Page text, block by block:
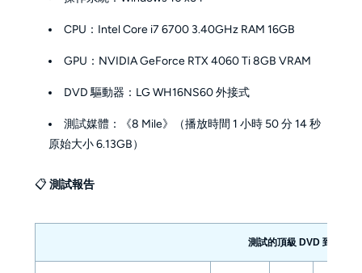
CPU：Intel Core i7 6700 3.40GHz RAM 16GB
GPU：NVIDIA GeForce RTX 4060 Ti 8GB VRAM
DVD 驅動器：LG WH16NS60 外接式
測試媒體：《8 Mile》（播放時間 1 小時 50 分 14 秒
原始大小 6.13GB）
📋 測試報告
測試的頂級 DVD 到 MP4